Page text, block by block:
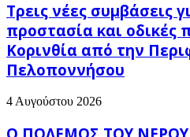
Τρεις νέες συμβάσεις
προστασία και οδικές
Κορινθία από την
Πελοποννήσου
4 Αυγούστου 2026